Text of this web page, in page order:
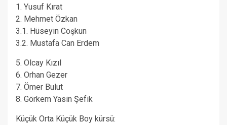
1. Yusuf Kırat
2. Mehmet Özkan
3.1. Hüseyin Coşkun
3.2. Mustafa Can Erdem
5. Olcay Kızıl
6. Orhan Gezer
7. Ömer Bulut
8. Görkem Yasin Şefik
Küçük Orta Küçük Boy kürsü: